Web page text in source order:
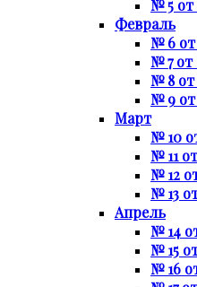
№ 5 от
Февраль
№ 6 от
№ 7 от
№ 8 от
№ 9 от
Март
№ 10
№ 11
№ 12
№ 13
Апрель
№ 14
№ 15
№ 16